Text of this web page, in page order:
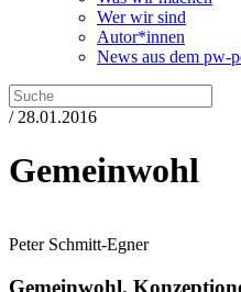
Wer wir sind
Autor*innen
News aus dem pw-
/ 28.01.2016
Gemeinwohl
Peter Schmitt-Egner
Gemeinwohl.